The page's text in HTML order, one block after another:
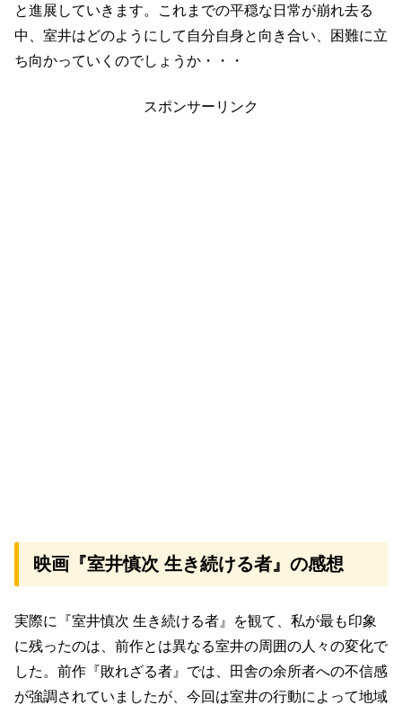
と進展していきます。これまでの平穏な日常が崩れ去る
中、室井はどのようにして自分自身と向き合い、困難に立
ち向かっていくのでしょうか・・・
スポンサーリンク
映画『室井慎次 生き続ける者』の感想
実際に『室井慎次 生き続ける者』を観て、私が最も印象
に残ったのは、前作とは異なる室井の周囲の人々の変化で
した。前作『敗れざる者』では、田舎の余所者への不信感
が強調されていましたが、今回は室井の行動によって地域